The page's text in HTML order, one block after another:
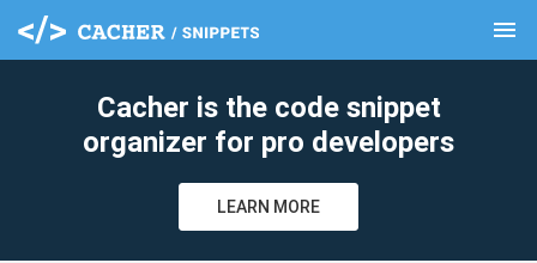
menu
Cacher is the code snippet
organizer for pro developers
LEARN MORE
clear